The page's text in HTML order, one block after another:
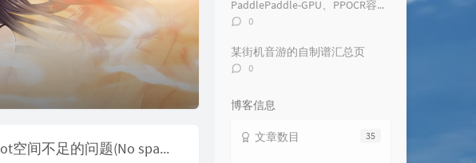
Docker容器解决容器data-root空间不足的问题(No space left on device)
PaddlePaddle-GPU、PPOCR容器内环境配置及注意事项
评
数：
0
某街机音游的自制谱汇总页
评
0
博客信息
35
文章数目